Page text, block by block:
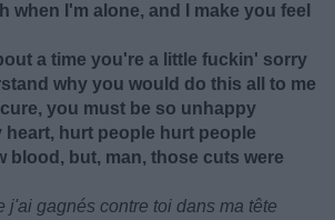
when I'm alone, and I make you feel
a time you're a little fuckin' sorry
why you would do this all to me
you must be so unhappy
heart, hurt people hurt people
blood, but, man, those cuts were
j'ai gagnés contre toi dans ma tête